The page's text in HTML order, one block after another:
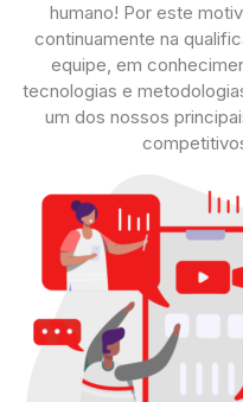
humano! Por este
continuamente na
equipe, em
tecnologias e
um dos nossos